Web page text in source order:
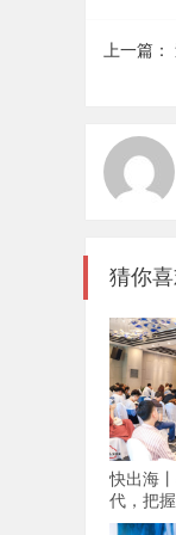
上一篇：
猜你
快出海
代，把